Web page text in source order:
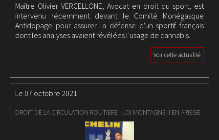
Maître Olivier VERCELLONE, Avocat en droit du sport, est
intervenu récemment devant le Comité Monégasque
Antidopage pour assurer la défense d'un sportif français
dont les analyses avaient révélées l'usage de cannabis.
Voir cette actualité
Le 07 octobre 2021
DROIT DE LA CIRCULATION ROUTIERE : LOI MONTAGNE II EN ARIEGE